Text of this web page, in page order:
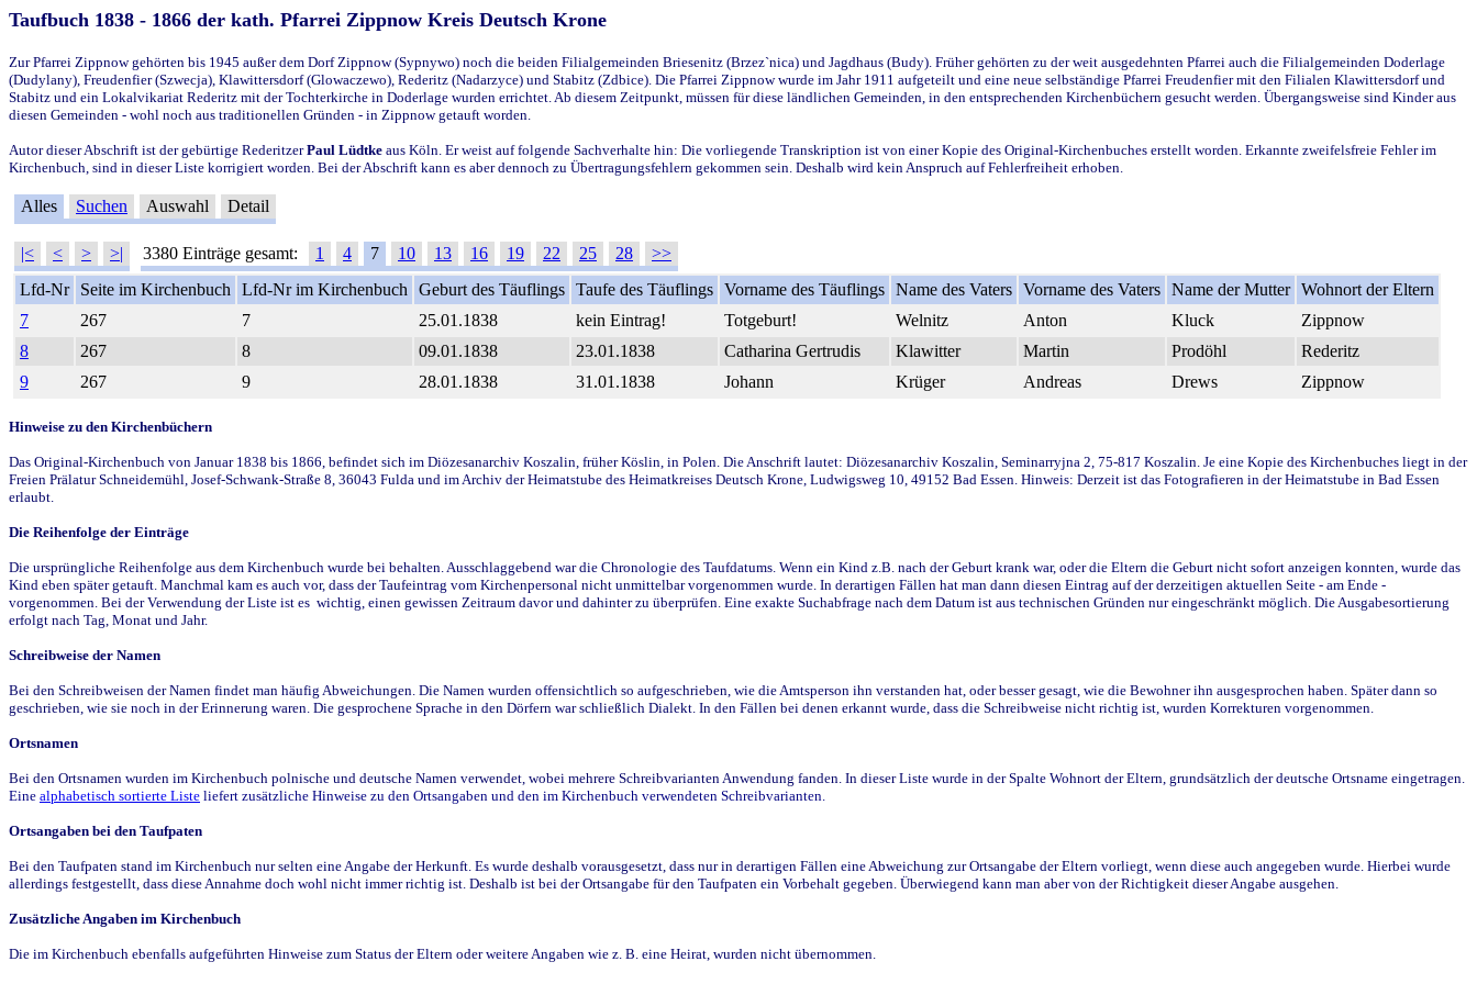
Taufbuch 1838 - 1866 der kath. Pfarrei Zippnow Kreis Deutsch Krone
Zur Pfarrei Zippnow gehörten bis 1945 außer dem Dorf Zippnow (Sypnywo) noch die beiden Filialgemeinden Briesenitz (Brzez`nica) und Jagdhaus (Budy). Früher gehörten zu der weit ausgedehnten Pfarrei auch die Filialgemeinden Doderlage
(Dudylany), Freudenfier (Szwecja), Klawittersdorf (Glowaczewo), Rederitz (Nadarzyce) und Stabitz (Zdbice). Die Pfarrei Zippnow wurde im Jahr 1911 aufgeteilt und eine neue selbständige Pfarrei Freudenfier mit den Filialen Klawittersdorf und
Stabitz und ein Lokalvikariat Rederitz mit der Tochterkirche in Doderlage wurden errichtet. Ab diesem Zeitpunkt, müssen für diese ländlichen Gemeinden, in den entsprechenden Kirchenbüchern gesucht werden. Übergangsweise sind Kinder aus
diesen Gemeinden - wohl noch aus traditionellen Gründen - in Zippnow getauft worden.
Autor dieser Abschrift ist der gebürtige RederitzerPaul Lüdtke aus Köln. Er weist auf folgende Sachverhalte hin: Die vorliegende Transkription ist von einer Kopie des Original-Kirchenbuches erstellt worden. Erkannte zweifelsfreie Fehler im
Kirchenbuch, sind in dieser Liste korrigiert worden. Bei der Abschrift kann es aber dennoch zu Übertragungsfehlern gekommen sein. Deshalb wird kein Anspruch auf Fehlerfreiheit erhoben.
Alles Suchen Auswahl Detail
|< < > >| 3380 Einträge gesamt: 1 4 7 10 13 16 19 22 25 28
>>
Lfd-Nr
Seite im Kirchenbuch Lfd-Nr im Kirchenbuch Geburt des Täuflings Taufe des Täuflings Vorname des Täuflings Name des Vaters Vorname des Vaters Name der Mutter Wohnort der Eltern
7
267 7 25.01.1838 kein Eintrag! Totgeburt! Welnitz Anton Kluck
Zippnow
8
267 8 09.01.1838 23.01.1838 Catharina Gertrudis Klawitter Martin Prodöhl
Rederitz
9
267 9 28.01.1838 31.01.1838 Johann Krüger Andreas Drews Zippnow
Hinweise zu den Kirchenbüchern
Das Original-Kirchenbuch von Januar 1838 bis 1866, befindet sich im Diözesanarchiv Koszalin, früher Köslin, in Polen. Die Anschrift lautet: Diözesanarchiv Koszalin, Seminarryjna 2, 75-817 Koszalin. Je eine Kopie des Kirchenbuches liegt in der
Freien Prälatur Schneidemühl, Josef-Schwank-Straße 8, 36043 Fulda und im Archiv der Heimatstube des Heimatkreises Deutsch Krone, Ludwigsweg 10, 49152 Bad Essen. Hinweis: Derzeit ist das Fotografieren in der Heimatstube in Bad Essen
erlaubt.
Die Reihenfolge der Einträge
Die ursprüngliche Reihenfolge aus dem Kirchenbuch wurde bei behalten. Ausschlaggebend war die Chronologie des Taufdatums. Wenn ein Kind z.B. nach der Geburt krank war, oder die Eltern die Geburt nicht sofort anzeigen konnten, wurde das
Kind eben später getauft. Manchmal kam es auch vor, dass der Taufeintrag vom Kirchenpersonal nicht unmittelbar vorgenommen wurde. In derartigen Fällen hat man dann diesen Eintrag auf der derzeitigen aktuellen Seite - am Ende -
vorgenommen. Bei der Verwendung der Liste ist es wichtig, einen gewissen Zeitraum davor und dahinter zu überprüfen. Eine exakte Suchabfrage nach dem Datum ist aus technischen Gründen nur eingeschränkt möglich. Die Ausgabesortierung
erfolgt nach Tag, Monat und Jahr.
Schreibweise der Namen
Bei den Schreibweisen der Namen findet man häufig Abweichungen. Die Namen wurden offensichtlich so aufgeschrieben, wie die Amtsperson ihn verstanden hat, oder besser gesagt, wie die Bewohner ihn ausgesprochen haben. Später dann so
geschrieben, wie sie noch in der Erinnerung waren. Die gesprochene Sprache in den Dörfern war schließlich Dialekt. In den Fällen bei denen erkannt wurde, dass die Schreibweise nicht richtig ist, wurden Korrekturen vorgenommen.
Ortsnamen
Bei den Ortsnamen wurden im Kirchenbuch polnische und deutsche Namen verwendet, wobei mehrere Schreibvarianten Anwendung fanden. In dieser Liste wurde in der Spalte Wohnort der Eltern, grundsätzlich der deutsche Ortsname eingetragen.
Eine alphabetisch sortierte Liste liefert zusätzliche Hinweise zu den Ortsangaben und den im Kirchenbuch verwendeten Schreibvarianten.
Ortsangaben bei den Taufpaten
Bei den Taufpaten stand im Kirchenbuch nur selten eine Angabe der Herkunft. Es wurde deshalb vorausgesetzt, dass nur in derartigen Fällen eine Abweichung zur Ortsangabe der Eltern vorliegt, wenn diese auch angegeben wurde. Hierbei wurde
allerdings festgestellt, dass diese Annahme doch wohl nicht immer richtig ist. Deshalb ist bei der Ortsangabe für den Taufpaten ein Vorbehalt gegeben. Überwiegend kann man aber von der Richtigkeit dieser Angabe ausgehen.
Zusätzliche Angaben im Kirchenbuch
Die im Kirchenbuch ebenfalls aufgeführten Hinweise zum Status der Eltern oder weitere Angaben wie z. B. eine Heirat, wurden nicht übernommen.